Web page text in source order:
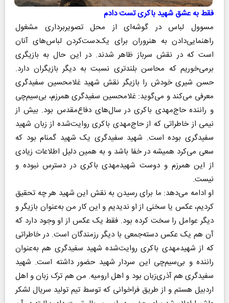
فقط به عشق شهید باکری تست دادم
مسوول لباس در گوشه‌ای از محل تصویربرداری مشغول
راهنمایی‌دادن به هنروران برای یک‌دست‌کردن لباس‌های آنان
است که در نقش سرباز ظاهر شدند. در این حال به بازیگری
برمی‌خوریم که محاسن بلندتری نسبت به دیگر بازیگران دارد.
حسن شیری خودش را بازیگر نقش شهید غلامحسین سفیدگری
معرفی می‌کند و می‌گوید: غلامحسین سفیدگری همرزم، بی‌سیم‌چی
و راننده حاج‌مهدی باکری در سال‌های دفاع‌مقدس بود. بیش از
نیمی از خاطراتی که از حاج‌مهدی باکری روایت‌شده‌ از زبان شهید
سفیدگری بوده است. شهید سفیدگری یک شهید گمنام بود که
سعی می‌کرد همیشه در خفا باشد و به همین دلیل اطلاعات زیادی
از این همرزم و دوست شهید‌مهدی باکری در دسترس نبوده و
نیست.
او ادامه می‌دهد: ما برای رسیدن به نقش این شهید هر چه تحقیق
کردیم، عکس‌ یا سخنی از او ندیدیم و این کار من به‌‌عنوان بازیگر و
دیگر عوامل را سخت کرده بود. فقط یک عکس از او وجود دارد که
آن هم یک عکس دسته‌جمعی با دیگر رزمندگان است. در خاطراتی
که از شهید‌مهدی باکری روایت‌شده شهید سفیدگری هم به‌عنوان
راننده و بی‌سیم‌چی این سردار شهید حضور داشته است. شهید
سفیدگری هم آذری‌زبان بود و اهل ارومیه. من هم ترک زبان و اهل
اردبیل هستم و از طریق فراخوانی که توسط تیم تولید سریال لشکر